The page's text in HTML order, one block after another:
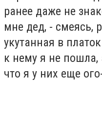
ранее даже не
мне дед, - смеясь,
укутанная в
к нему я не пошла,
что я у них еще